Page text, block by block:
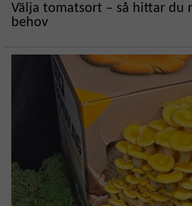
Välja tomatsort – så hittar du
behov